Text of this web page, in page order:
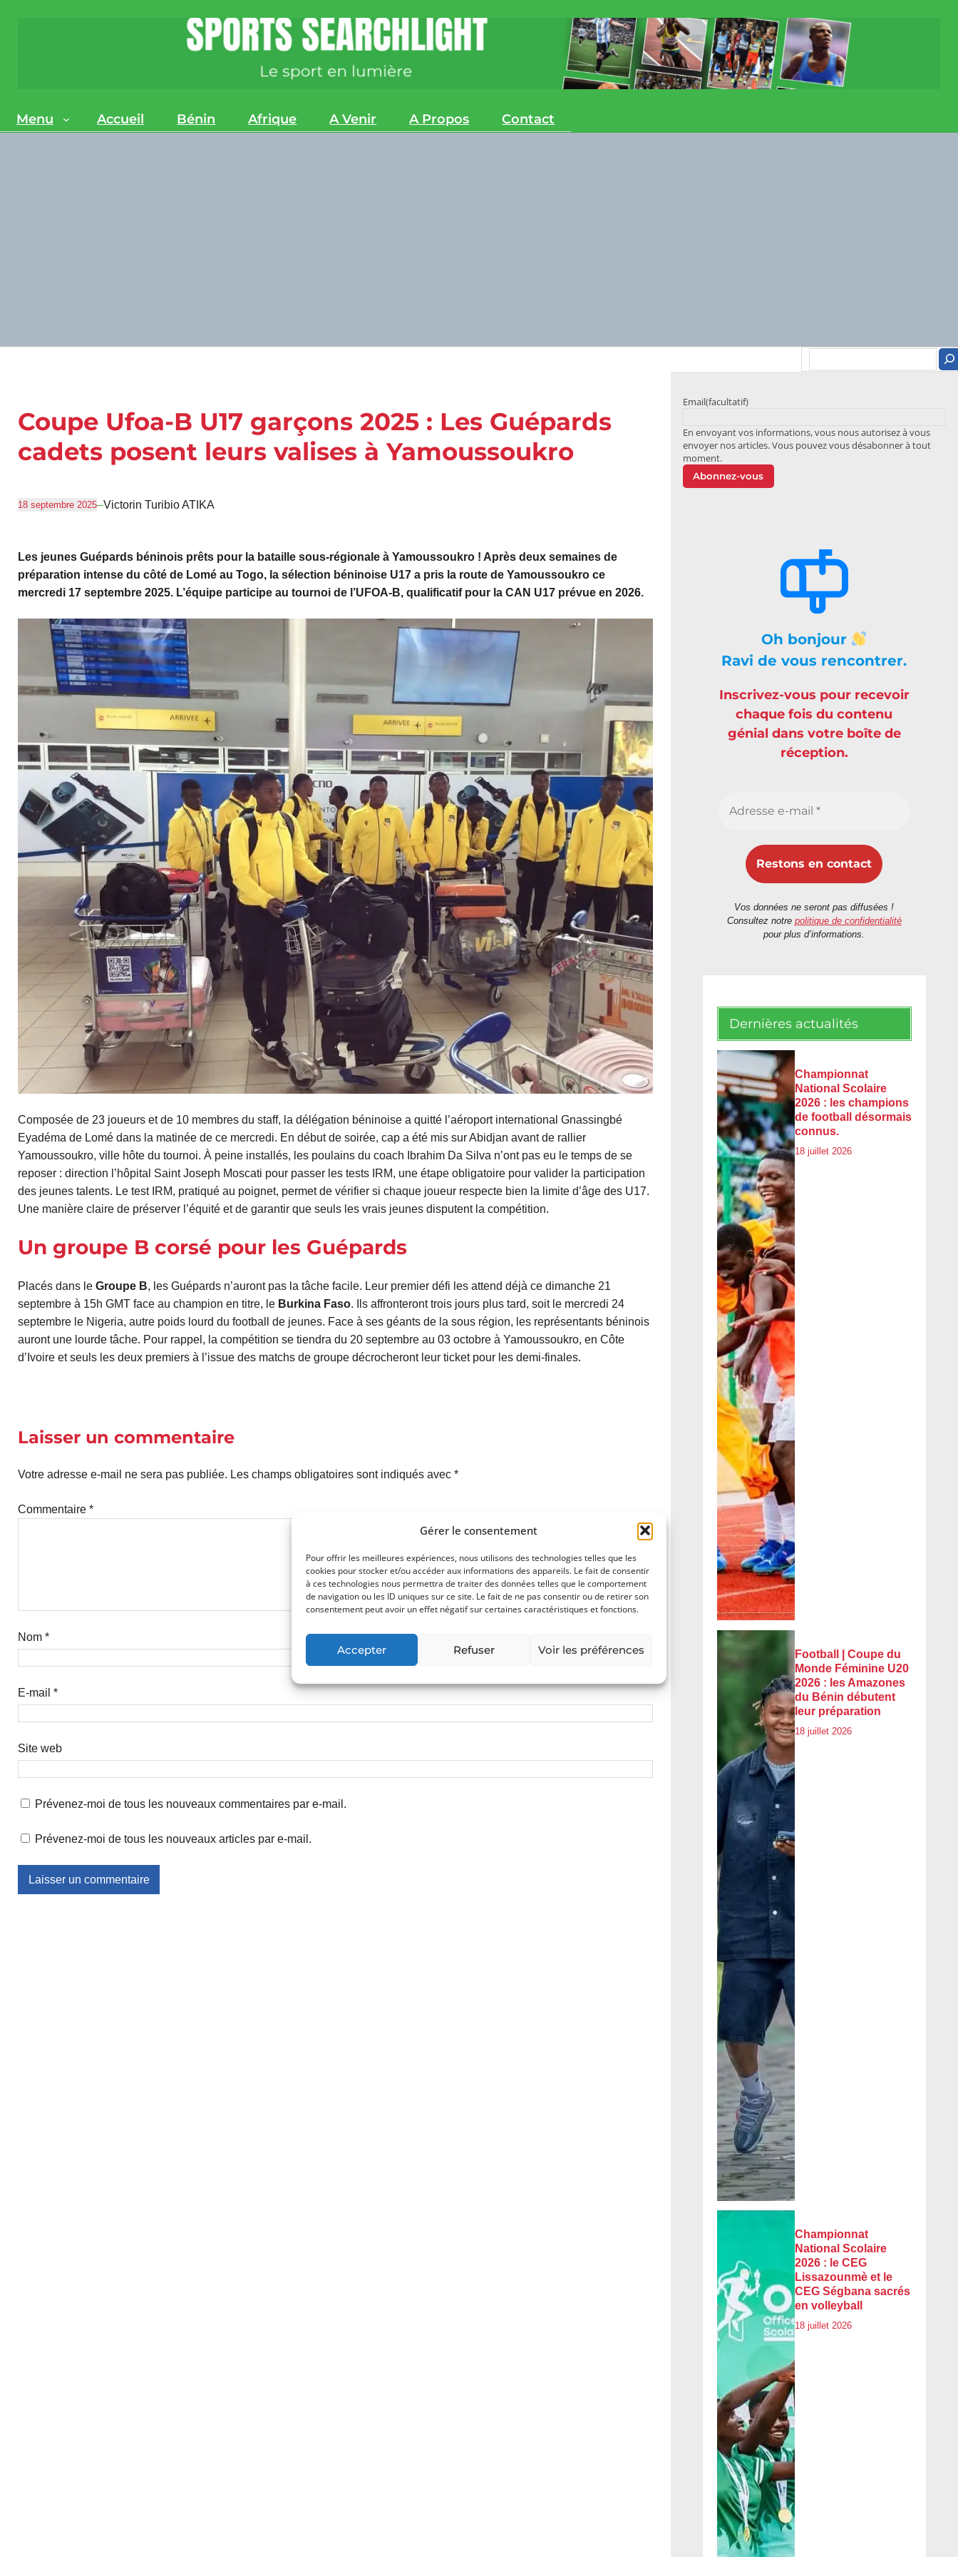
Gérer le consentement
Pour offrir les meilleures expériences, nous utilisons des technologies telles que les
cookies pour stocker et/ou accéder aux informations des appareils. Le fait de consentir
à ces technologies nous permettra de traiter des données telles que le comportement
de navigation ou les ID uniques sur ce site. Le fait de ne pas consentir ou de retirer son
consentement peut avoir un effet négatif sur certaines caractéristiques et fonctions.
Accepter Refuser Voir les préférences
Menu Accueil Bénin Afrique A Venir A Propos Contact
Coupe Ufoa-B U17 garçons 2025 : Les Guépards
cadets posent leurs valises à Yamoussoukro
18 septembre 2025–Victorin Turibio ATIKA
Les jeunes Guépards béninois prêts pour la bataille sous-régionale à Yamoussoukro ! Après deux semaines de
préparation intense du côté de Lomé au Togo, la sélection béninoise U17 a pris la route de Yamoussoukro ce
mercredi 17 septembre 2025. L’équipe participe au tournoi de l’UFOA-B, qualificatif pour la CAN U17 prévue en 2026.
Composée de 23 joueurs et de 10 membres du staff, la délégation béninoise a quitté l’aéroport international Gnassingbé
Eyadéma de Lomé dans la matinée de ce mercredi. En début de soirée, cap a été mis sur Abidjan avant de rallier
Yamoussoukro, ville hôte du tournoi. À peine installés, les poulains du coach Ibrahim Da Silva n’ont pas eu le temps de se
reposer : direction l’hôpital Saint Joseph Moscati pour passer les tests IRM, une étape obligatoire pour valider la participation
des jeunes talents. Le test IRM, pratiqué au poignet, permet de vérifier si chaque joueur respecte bien la limite d’âge des U17.
Une manière claire de préserver l’équité et de garantir que seuls les vrais jeunes disputent la compétition.
Un groupe B corsé pour les Guépards
Placés dans le Groupe B, les Guépards n’auront pas la tâche facile. Leur premier défi les attend déjà ce dimanche 21
septembre à 15h GMT face au champion en titre, le Burkina Faso. Ils affronteront trois jours plus tard, soit le mercredi 24
septembre le Nigeria, autre poids lourd du football de jeunes. Face à ses géants de la sous région, les représentants béninois
auront une lourde tâche. Pour rappel, la compétition se tiendra du 20 septembre au 03 octobre à Yamoussoukro, en Côte
d’Ivoire et seuls les deux premiers à l’issue des matchs de groupe décrocheront leur ticket pour les demi-finales.
Laisser un commentaire
Votre adresse e-mail ne sera pas publiée. Les champs obligatoires sont indiqués avec *
Commentaire *
Nom *
E-mail *
Site web
Prévenez-moi de tous les nouveaux commentaires par e-mail.
Prévenez-moi de tous les nouveaux articles par e-mail.
Email(facultatif)
En envoyant vos informations, vous nous autorisez à vous
envoyer nos articles. Vous pouvez vous désabonner à tout
moment.
Abonnez-vous
Oh bonjour
Ravi de vous rencontrer.
Inscrivez-vous pour recevoir
chaque fois du contenu
génial dans votre boîte de
réception.
Vos données ne seront pas diffusées !
Consultez notre politique de confidentialité
pour plus d’informations.
Dernières actualités
Championnat
National Scolaire
2026 : les champions
de football désormais
connus.
18 juillet 2026
Football | Coupe du
Monde Féminine U20
2026 : les Amazones
du Bénin débutent
leur préparation
18 juillet 2026
Championnat
National Scolaire
2026 : le CEG
Lissazounmè et le
CEG Ségbana sacrés
en volleyball
18 juillet 2026